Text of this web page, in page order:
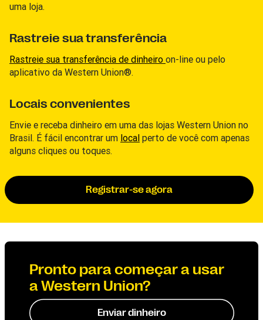
uma loja.
Rastreie sua transferência
Rastreie sua transferência de dinheiro on-line ou pelo
aplicativo da Western Union®.
Locais convenientes
Envie e receba dinheiro em uma das lojas Western Union no
Brasil. É fácil encontrar um local perto de você com apenas
alguns cliques ou toques.
Registrar-se agora
Pronto para começar a usar
a Western Union?
Enviar dinheiro